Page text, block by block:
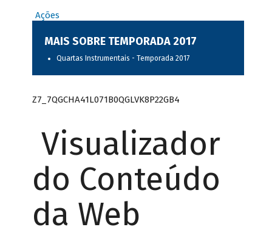
Ações
MAIS SOBRE TEMPORADA 2017
Quartas Instrumentais - Temporada 2017
Z7_7QGCHA41L071B0QGLVK8P22GB4
Visualizador
do Conteúdo
da Web